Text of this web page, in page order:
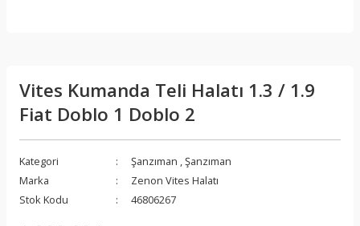
Vites Kumanda Teli Halatı 1.3 / 1.9
Fiat Doblo 1 Doblo 2
Kategori Şanzıman ,Şanzıman
Marka
Zenon Vites Halatı
Stok Kodu
46806267